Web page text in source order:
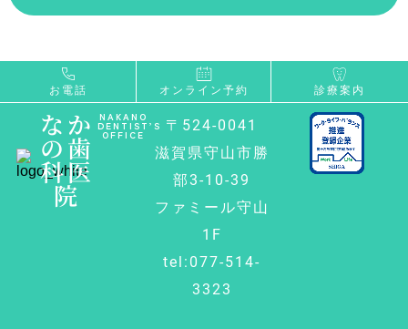
お電話 オンライン予約 診療案内
なか
の歯
科医
院
NAKANO
DENTIST’S
OFFICE
〒524-0041
滋賀県守山市勝
部3-10-39
ファミール守山
1F
tel:077-514-
3323